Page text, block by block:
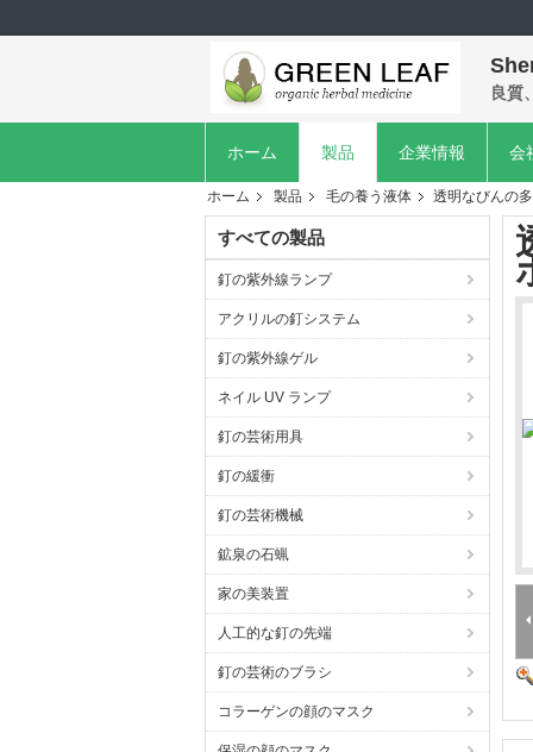
良質
ホーム 製品 企業情報 会
ホーム 製品 毛の養う液体 透明なびんの
すべての製品
釘の紫外線ランプ
アクリルの釘システム
釘の紫外線ゲル
ネイル UV ランプ
釘の芸術用具
釘の緩衝
釘の芸術機械
鉱泉の石蝋
家の美装置
人工的な釘の先端
釘の芸術のブラシ
コラーゲンの顔のマスク